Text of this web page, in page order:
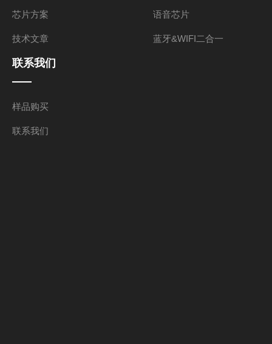
芯片方案
技术文章
语音芯片
蓝牙&WIFI二合一
联系我们
样品购买
联系我们